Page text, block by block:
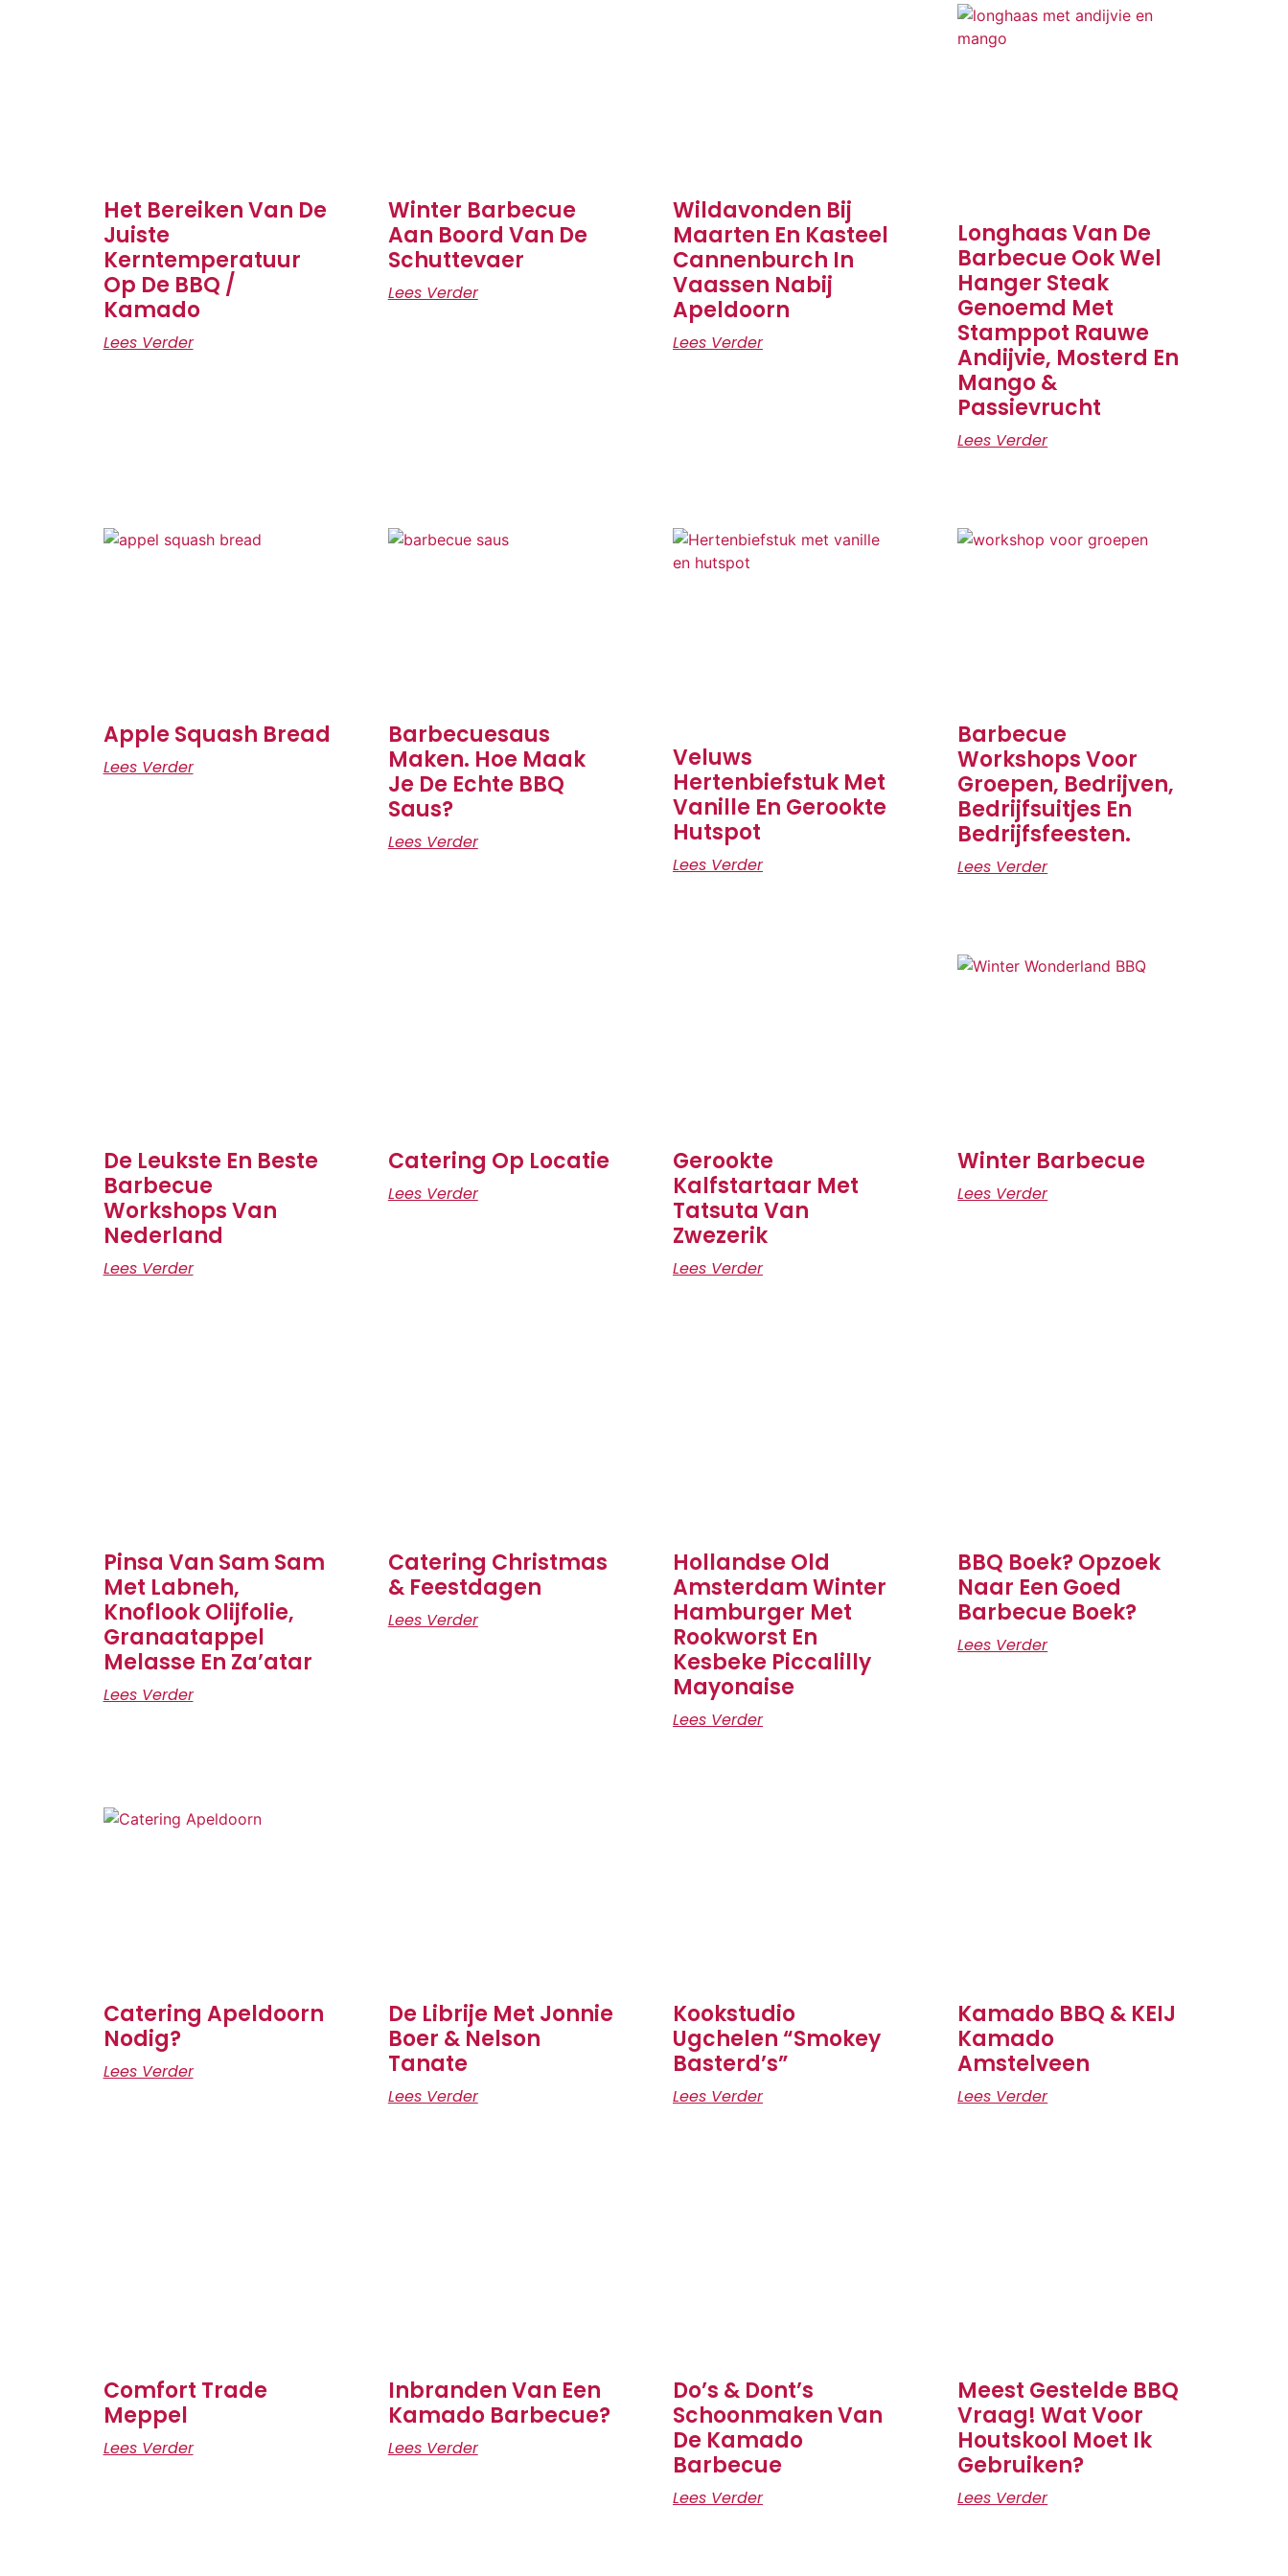
Het Bereiken Van De
Juiste
Kerntemperatuur
Op De BBQ /
Kamado
Lees Verder
Winter Barbecue
Aan Boord Van De
Schuttevaer
Lees Verder
Wildavonden Bij
Maarten En Kasteel
Cannenburch In
Vaassen Nabij
Apeldoorn
Lees Verder
Longhaas Van De
Barbecue Ook Wel
Hanger Steak
Genoemd Met
Stamppot Rauwe
Andijvie, Mosterd En
Mango &
Passievrucht
Lees Verder
Apple Squash Bread
Lees Verder
Barbecuesaus
Maken. Hoe Maak
Je De Echte BBQ
Saus?
Lees Verder
Veluws
Hertenbiefstuk Met
Vanille En Gerookte
Hutspot
Lees Verder
Barbecue
Workshops Voor
Groepen, Bedrijven,
Bedrijfsuitjes En
Bedrijfsfeesten.
Lees Verder
De Leukste En Beste
Barbecue
Workshops Van
Nederland
Lees Verder
Catering Op Locatie
Lees Verder
Gerookte
Kalfstartaar Met
Tatsuta Van
Zwezerik
Lees Verder
Winter Barbecue
Lees Verder
Pinsa Van Sam Sam
Met Labneh,
Knoflook Olijfolie,
Granaatappel
Melasse En Za’atar
Lees Verder
Catering Christmas
& Feestdagen
Lees Verder
Hollandse Old
Amsterdam Winter
Hamburger Met
Rookworst En
Kesbeke Piccalilly
Mayonaise
Lees Verder
BBQ Boek? Opzoek
Naar Een Goed
Barbecue Boek?
Lees Verder
Catering Apeldoorn
Nodig?
Lees Verder
De Librije Met Jonnie
Boer & Nelson
Tanate
Lees Verder
Kookstudio
Ugchelen “Smokey
Basterd’s”
Lees Verder
Kamado BBQ & KEIJ
Kamado
Amstelveen
Lees Verder
Comfort Trade
Meppel
Lees Verder
Inbranden Van Een
Kamado Barbecue?
Lees Verder
Do’s & Dont’s
Schoonmaken Van
De Kamado
Barbecue
Lees Verder
Meest Gestelde BBQ
Vraag! Wat Voor
Houtskool Moet Ik
Gebruiken?
Lees Verder